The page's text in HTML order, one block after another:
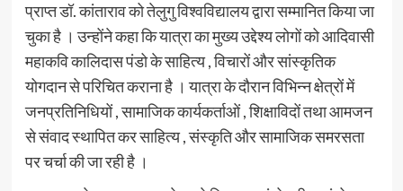
प्राप्त डॉ. कांताराव को तेलुगु विश्वविद्यालय द्वारा सम्मानित किया जा
चुका है । उन्होंने कहा कि यात्रा का मुख्य उद्देश्य लोगों को आदिवासी
महाकवि कालिदास पंडो के साहित्य , विचारों और सांस्कृतिक
योगदान से परिचित कराना है । यात्रा के दौरान विभिन्न क्षेत्रों में
जनप्रतिनिधियों , सामाजिक कार्यकर्ताओं , शिक्षाविदों तथा आमजन
से संवाद स्थापित कर साहित्य , संस्कृति और सामाजिक समरसता
पर चर्चा की जा रही है ।